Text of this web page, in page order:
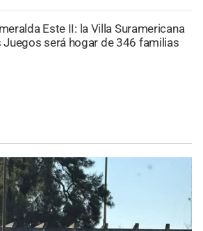
Este II: la Villa Suramericana
será hogar de 346 familias